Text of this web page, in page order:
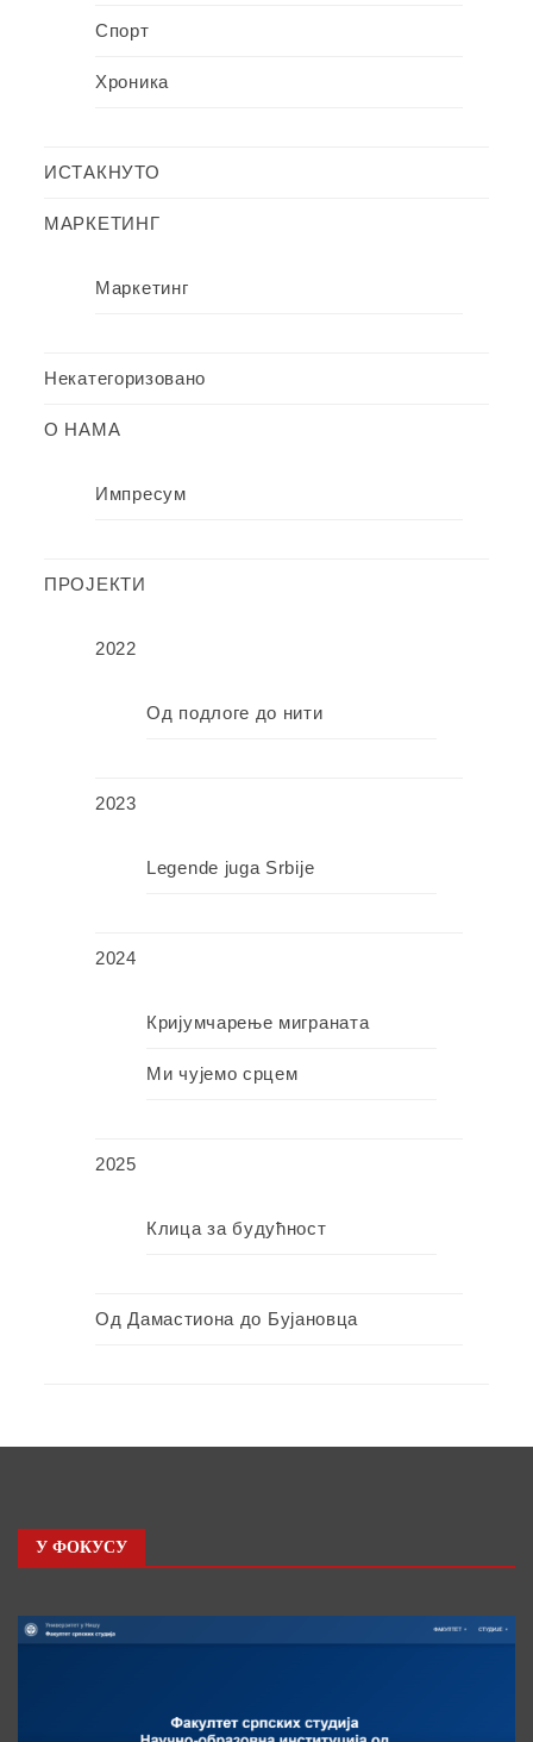
Спорт
Хроника
ИСТАКНУТО
МАРКЕТИНГ
Маркетинг
Некатегоризовано
О НАМА
Импресум
ПРОЈЕКТИ
2022
Од подлоге до нити
2023
Legende juga Srbije
2024
Кријумчарење миграната
Ми чујемо срцем
2025
Клица за будућност
Од Дамастиона до Бујановца
У ФОКУСУ